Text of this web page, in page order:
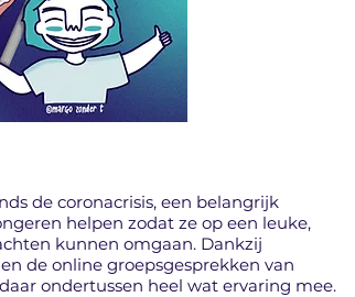
de coronacrisis, een belangrijk
helpen zodat ze op een leuke,
kunnen omgaan. Dankzij
de online groepsgesprekken van
ondertussen heel wat ervaring mee.